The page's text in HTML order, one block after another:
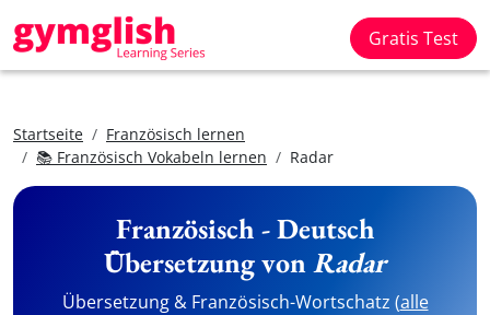
Gratis Test
Startseite
Französisch lernen
📚 Französisch Vokabeln lernen
Radar
Französisch - Deutsch
Übersetzung vonRadar
Übersetzung & Französisch-Wortschatz (alle